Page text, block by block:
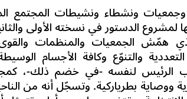
الدستور في نسخته الأولى
برمّته الذي همّش الجمعيات والمنظمات
والتنوّع وكافة الأجسام
الرئيس لنفسه -في خضم ذلك-،
ووصاية بطرياركية. وتسجّل أنه من